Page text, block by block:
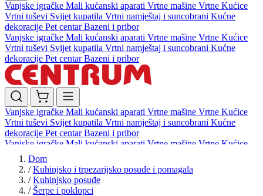
Vanjske igračke Mali kućanski aparati Vrtne mašine Vrtne Kućice
Vrtni tuševi Svijet kupatila Vrtni namještaj i suncobrani Kućne
dekoracije Pet centarBazeni i pribor
Vanjske igračke Mali kućanski aparati Vrtne mašine Vrtne Kućice
Vrtni tuševi Svijet kupatila Vrtni namještaj i suncobrani Kućne
dekoracije Pet centarBazeni i pribor
Vanjske igračke Mali kućanski aparati Vrtne mašine Vrtne Kućice
Vrtni tuševi Svijet kupatila Vrtni namještaj i suncobrani Kućne
dekoracije Pet centarBazeni i pribor
Vanjske igračke Mali kućanski aparati Vrtne mašine Vrtne Kućice
Vrtni tuševi
dekoracijePet centar Bazeni i pribor
Dom
/ Kuhinjsko i trpezarijsko posuđe i pomagala
/ Kuhinjsko posuđe
/ Šerpe i poklopci